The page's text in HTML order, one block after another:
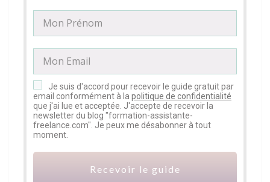
Je suis d'accord pour recevoir le guide gratuit par
email conformément à la politique de confidentialité
que j'ai lue et acceptée. J'accepte de recevoir la
newsletter du blog "formation-assistante-
freelance.com". Je peux me désabonner à tout
moment.
Recevoir le guide